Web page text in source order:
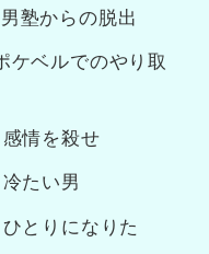
塾からの脱出
ベルでのやり取
情を殺せ
たい男
とりになりた